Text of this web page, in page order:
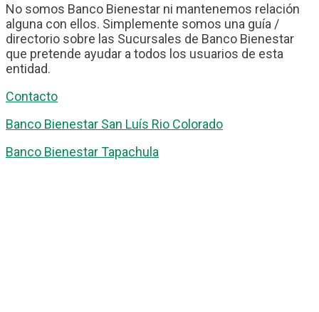
No somos Banco Bienestar ni mantenemos relación
alguna con ellos. Simplemente somos una guía /
directorio sobre las Sucursales de Banco Bienestar
que pretende ayudar a todos los usuarios de esta
entidad.
Contacto
Banco Bienestar San Luís Rio Colorado
Banco Bienestar Tapachula